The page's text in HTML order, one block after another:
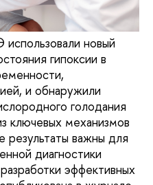
новый
гипоксии в
и обнаружили
голодания
ключевых механизмов
результаты важны для
диагностики
эффективных